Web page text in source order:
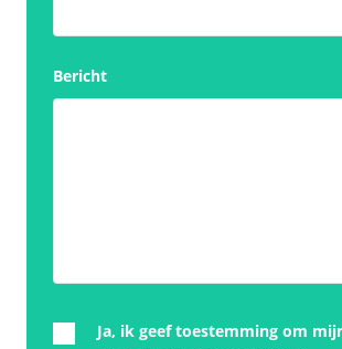
Bericht
Ja, ik geef toestemming om